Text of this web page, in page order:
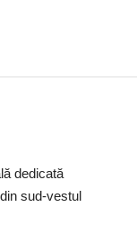
dedicată
sud-vestul